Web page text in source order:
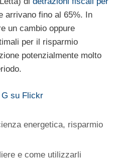
arrivano fino al 65%. In
un cambio oppure
per il risparmio
potenzialmente molto
G su Flickr
energetica, risparmio
e come utilizzarli